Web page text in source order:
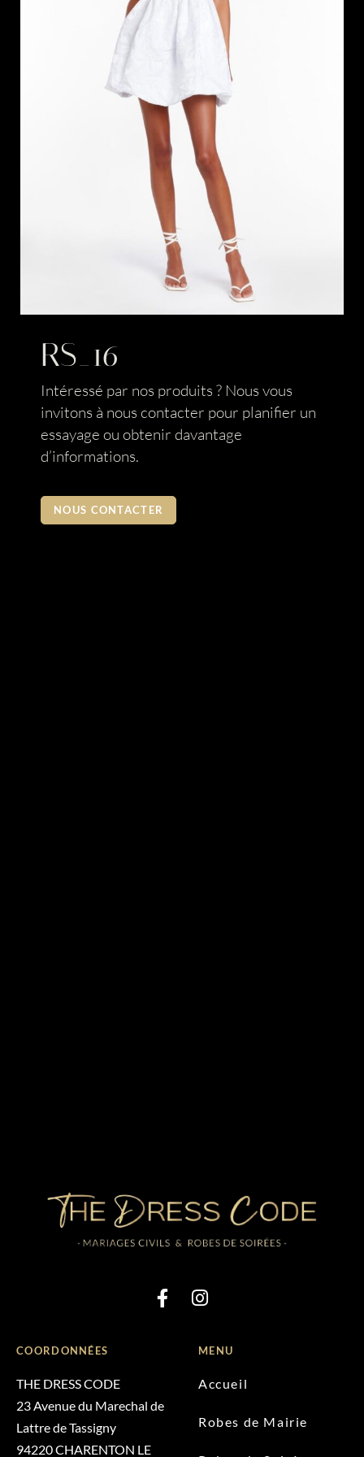
RS_16
Intéressé par nos produits ? Nous vous
invitons à nous contacter pour planifier un
essayage ou obtenir davantage
d’informations.
NOUS CONTACTER
COORDONNÉES
THE DRESS CODE
23 Avenue du Marechal de
Lattre de Tassigny
94220 CHARENTON LE
MENU
Accueil
Robes de Mairie